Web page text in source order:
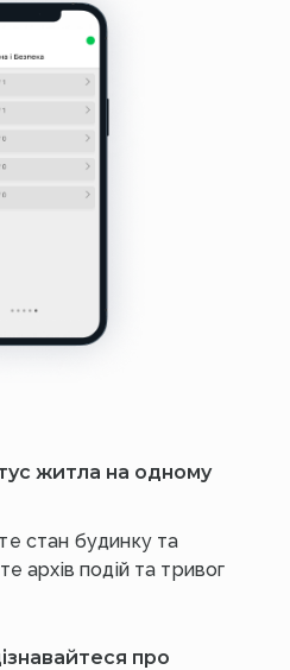
житла на одному
стан будинку та
архів подій та тривог
про